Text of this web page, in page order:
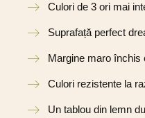
Culori de 3 ori mai
Suprafață perfect
Margine maro închis
Culori rezistente la
Un tablou din lemn